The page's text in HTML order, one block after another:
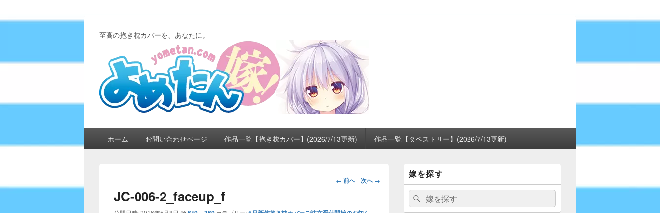
至高の抱き枕カバーを、あなたに。
イ
ュ
ホーム お問い合わせページ 作品一覧【抱き枕カバー】(2026/7/13更新) 作品一覧【タペストリー】(2026/7/13更新)
画
ビ
← 前へ 次へ →
JC-006-2_faceup_f
イ
ン
サ
嫁を探す
検
索:
検
索